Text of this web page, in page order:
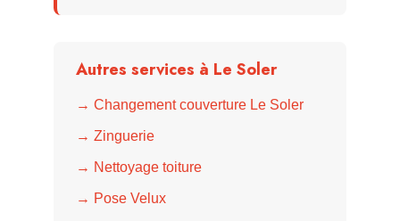
Autres services à Le Soler
→ Changement couverture Le Soler
→ Zinguerie
→ Nettoyage toiture
→ Pose Velux